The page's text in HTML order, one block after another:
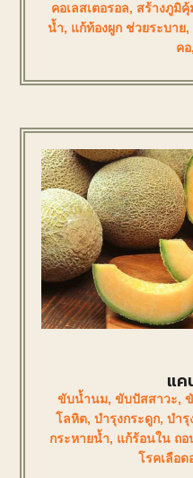
คอเลสเตอรอล, สร้างภูมิคุ้
น้ำ, แก้ท้องผูก ช่วยระบาย,
คอ,
แค
ขับน้ำนม, ขับปัสสาวะ,
โลหิต, บำรุงกระดูก, บำรุ
กระหายน้ำ, แก้ร้อนใน ถ
โรคเลือ